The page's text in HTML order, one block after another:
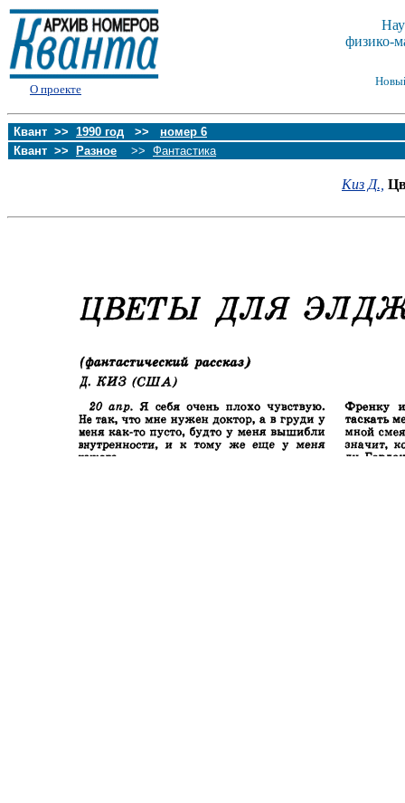
О проекте
физико-
Квант >> 1990 год >> номер 6
Квант >>
Разное >> Фантастика
Киз Д.,